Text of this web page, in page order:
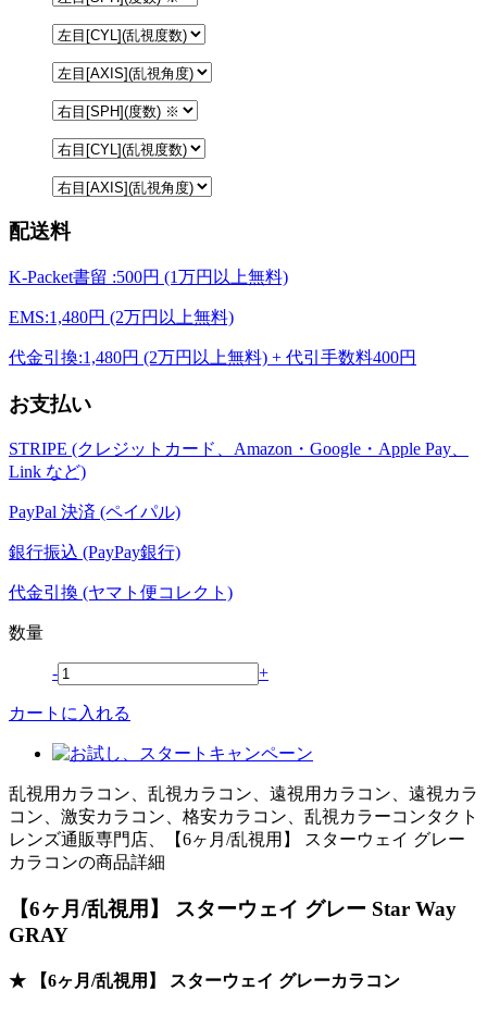
配送料
K-Packet書留 :500円 (1万円以上無料)
EMS:1,480円 (2万円以上無料)
代金引換:1,480円 (2万円以上無料) + 代引手数料400円
お支払い
STRIPE (クレジットカード、Amazon・Google・Apple Pay、
Link など)
PayPal 決済 (ペイパル)
銀行振込 (PayPay銀行)
代金引換 (ヤマト便コレクト)
数量
- +
カートに入れる
乱視用カラコン、乱視カラコン、遠視用カラコン、遠視カラ
コン、激安カラコン、格安カラコン、乱視カラーコンタクト
レンズ通販専門店、【6ヶ月/乱視用】 スターウェイ グレー
カラコンの商品詳細
【6ヶ月/乱視用】 スターウェイ グレー Star Way
GRAY
★ 【6ヶ月/乱視用】 スターウェイ グレーカラコン